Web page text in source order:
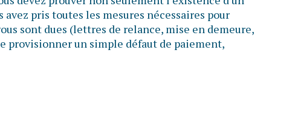
avez pris toutes les mesures nécessaires pour
sont dues (lettres de relance, mise en demeure,
provisionner un simple défaut de paiement,